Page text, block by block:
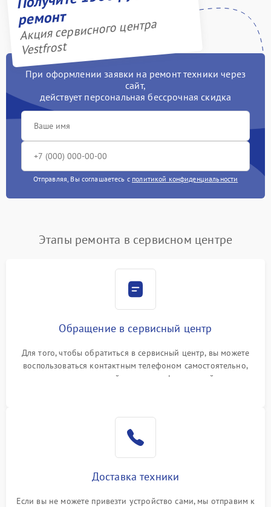
ремонт
Акция сервисного центра
Vestfrost
При оформлении заявки на ремонт техники через
сайт,
действует персональная бессрочная скидка
Отправляя, Вы соглашаетесь с политикой конфиденциальности
Этапы ремонта в сервисном центре
Обращение в сервисный центр
Для того, чтобы обратиться в сервисный центр, вы можете
воспользоваться контактным телефоном самостоятельно,
или оставить свой номер телефона на сайте
Доставка техники
Если вы не можете привезти устройство сами, мы отправим к